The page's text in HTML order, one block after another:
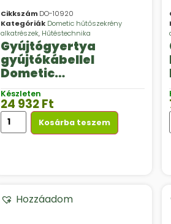
Cikkszám DO-10920
Kategóriák Dometic hűtőszekrény
alkatrészek, Hűtéstechnika
Gyújtógyertya
gyújtókábellel
Dometic
hűtőszekrényekhez
Készleten
24 932Ft
Kosárba teszem
Hozzáadom